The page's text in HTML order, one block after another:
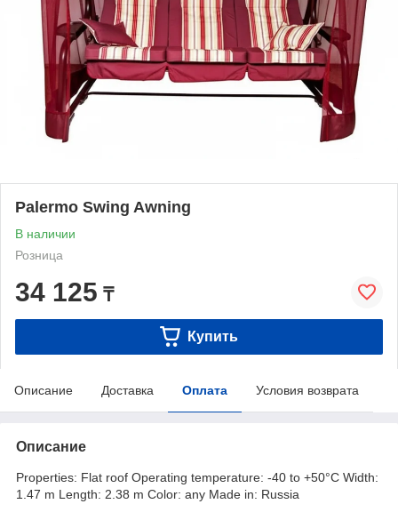
Palermo Swing Awning
В наличии
Розница
34 125 ₸
Купить
Описание Доставка Оплата Условия возврата
Описание
Properties: Flat roof Operating temperature: -40 to +50°C Width:
1.47 m Length: 2.38 m Color: any Made in: Russia